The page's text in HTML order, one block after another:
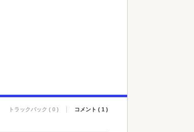
トラックバック ( 0 ) コメント ( 1 )